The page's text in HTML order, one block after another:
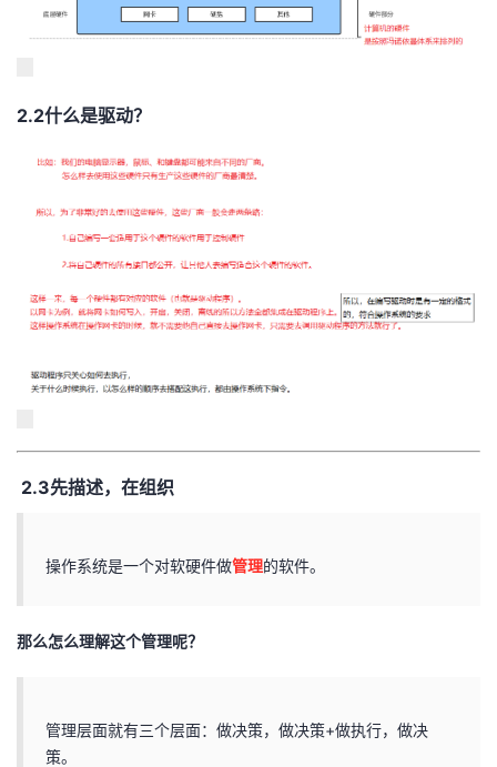
2.2什么是驱动？
2.3先描述，在组织
操作系统是一个对软硬件做管理的软件。
那么怎么理解这个管理呢？
管理层面就有三个层面：做决策，做决策+做执行，做决
策。